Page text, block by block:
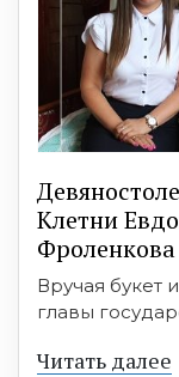
Клетни
Фроленкова
Вручая букет
главы
Читать далее